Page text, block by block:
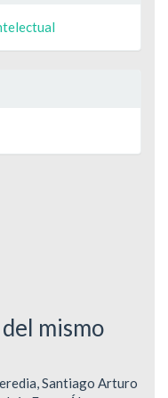
mismo
Santiago Arturo